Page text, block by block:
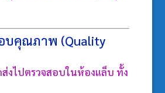
บคุณภาพ (Quality
งไปตรวจสอบในห้องแล็บ ทั้ง